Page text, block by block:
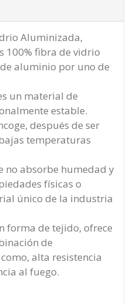
Aluminizada,
100% fibra de vidrio
aluminio por uno de
un material de
estable.
después de ser
temperaturas
no absorbe humedad y
físicas o
único de la industria
forma de tejido, ofrece
de
alta resistencia
al fuego.